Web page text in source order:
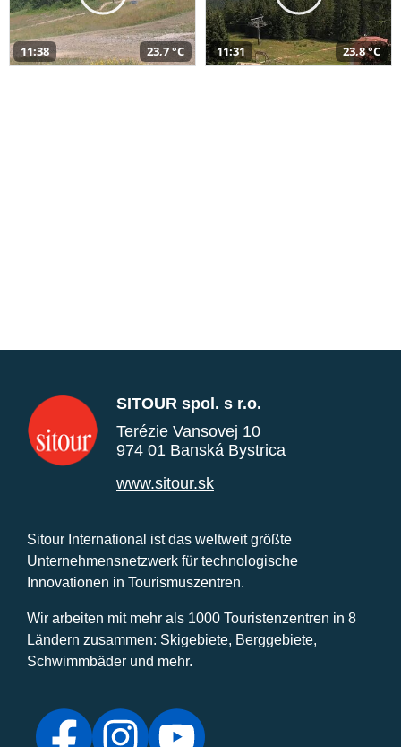
11:38 23,7 °C 11:31 23,8 °C
SITOUR spol. s r.o.
Terézie Vansovej 10
974 01 Banská Bystrica
www.sitour.sk
Sitour International ist das weltweit größte
Unternehmensnetzwerk für technologische
Innovationen in Tourismuszentren.
Wir arbeiten mit mehr als 1000 Touristenzentren in 8
Ländern zusammen: Skigebiete, Berggebiete,
Schwimmbäder und mehr.